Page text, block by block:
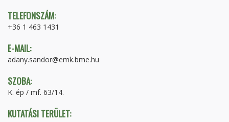
TELEFONSZÁM:
+36 1 463 1431
E-MAIL:
adany.sandor@emk.bme.hu
SZOBA:
K. ép / mf. 63/14.
KUTATÁSI TERÜLET: